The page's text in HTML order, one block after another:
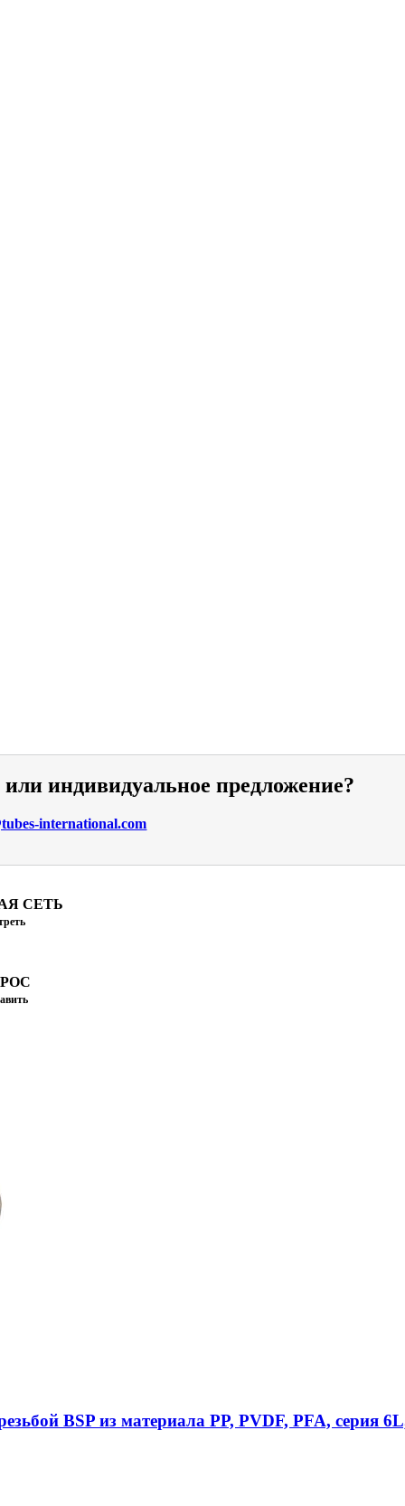
индивидуальное предложение?
international.com
СЕТЬ
BSP из материала PP, PVDF, PFA, серия